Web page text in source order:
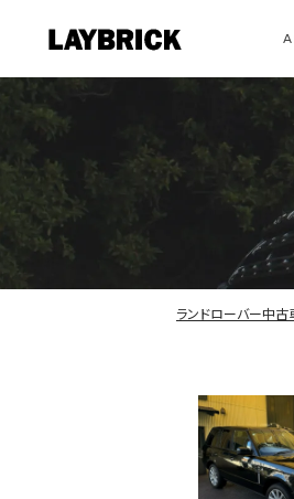
私たちについて
サービスメニ
お問い合わせ
総合お問
ランドローバー中古